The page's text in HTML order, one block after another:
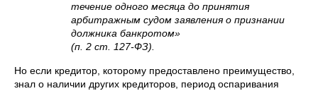
течение одного месяца до принятия
арбитражным судом заявления о признании
должника банкротом»
(п. 2 ст. 127-ФЗ).
Но если кредитор, которому предоставлено преимущество,
знал о наличии других кредиторов, период оспаривания